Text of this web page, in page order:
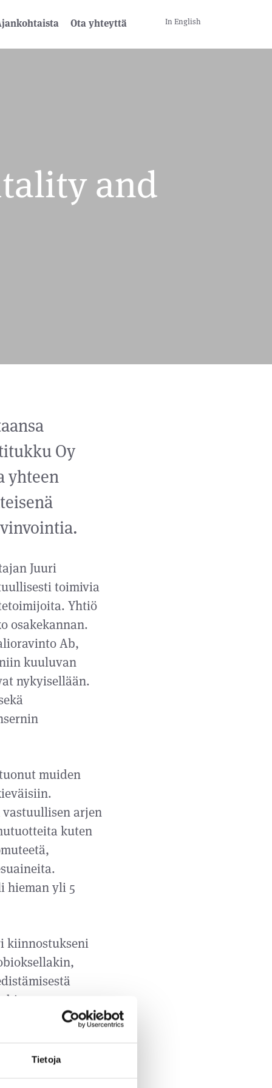
Tietoja
Ota yhteyttä In English
and
Oy
yhteen
Juuri
toimivia
Yhtiö
osakekannan.
Ab,
kuuluvan
nykyisellään.
muiden
arjen
kuten
hieman yli 5
kiinnostukseni
osana
tarpeisiin
Oy:n